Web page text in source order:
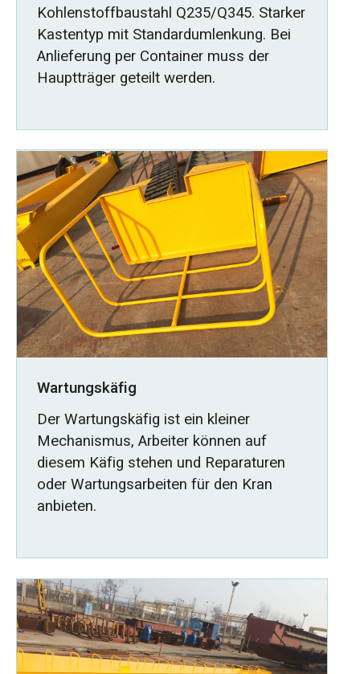
Kohlenstoffbaustahl Q235/Q345. Starker
Kastentyp mit Standardumlenkung. Bei
Anlieferung per Container muss der
Hauptträger geteilt werden.
Wartungskäfig
Der Wartungskäfig ist ein kleiner
Mechanismus, Arbeiter können auf
diesem Käfig stehen und Reparaturen
oder Wartungsarbeiten für den Kran
anbieten.